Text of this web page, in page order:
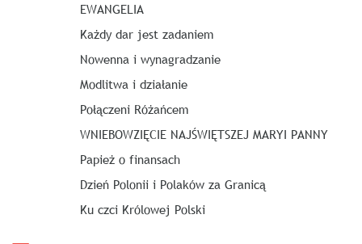
EWANGELIA
Każdy dar jest zadaniem
Nowenna i wynagradzanie
Modlitwa i działanie
Połączeni Różańcem
WNIEBOWZIĘCIE NAJŚWIĘTSZEJ MARYI PANNY
Papież o finansach
Dzień Polonii i Polaków za Granicą
Ku czci Królowej Polski